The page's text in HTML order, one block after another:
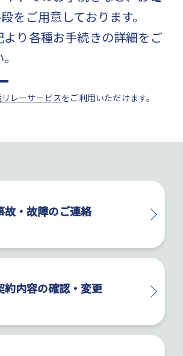
をご用意しております。
より各種お手続きの詳細をご
レーサービスをご利用いただけます。
故・故障のご連絡
約内容の確認・変更